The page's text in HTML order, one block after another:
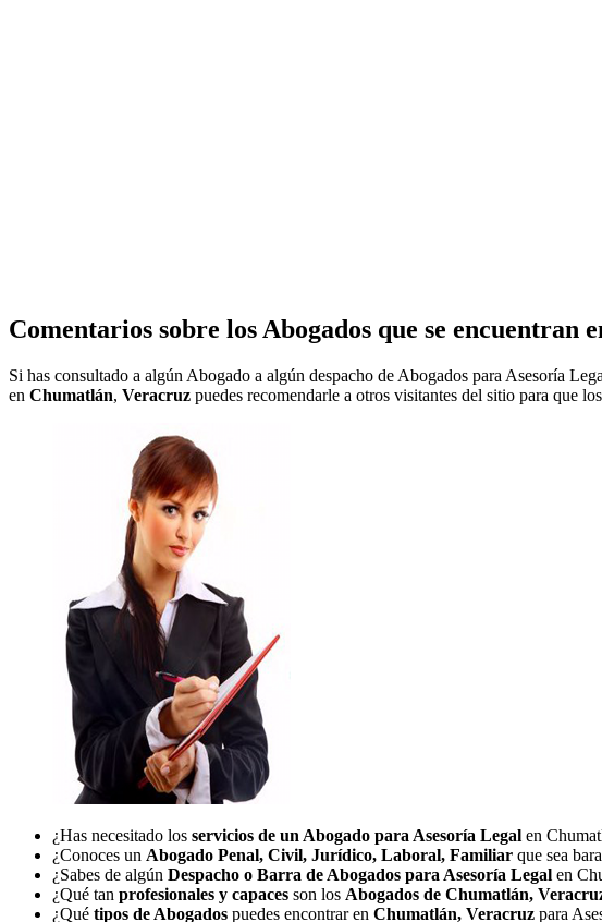
Comentarios sobre los Abogados que se encuentran
Si has consultado a algún Abogado a algún despacho de Abogados para Asesoría
en Chumatlán, Veracruz puedes recomendarle a otros visitantes del sitio para que
¿Has necesitado los servicios de un Abogado para Asesoría Legal en
¿Conoces un Abogado Penal, Civil, Jurídico, Laboral, Familiar que sea
¿Sabes de algún Despacho o Barra de Abogados para Asesoría Legal en
¿Qué tan profesionales y capaces son los Abogados de Chumatlán,
¿Qué tipos de Abogados puedes encontrar en Chumatlán, Veracruz para